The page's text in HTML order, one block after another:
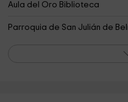
Aula del Oro Biblioteca
Parroquia de San Julián de